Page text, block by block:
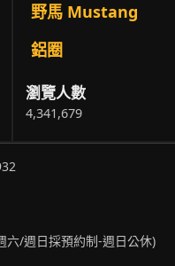
野馬 Mustang
鋁圈
瀏覽人數
4,341,679
六/週日採預約制-週日公休)